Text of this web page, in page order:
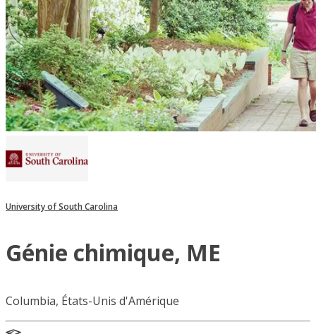
University of South Carolina
Génie chimique, ME
Columbia, États-Unis d'Amérique